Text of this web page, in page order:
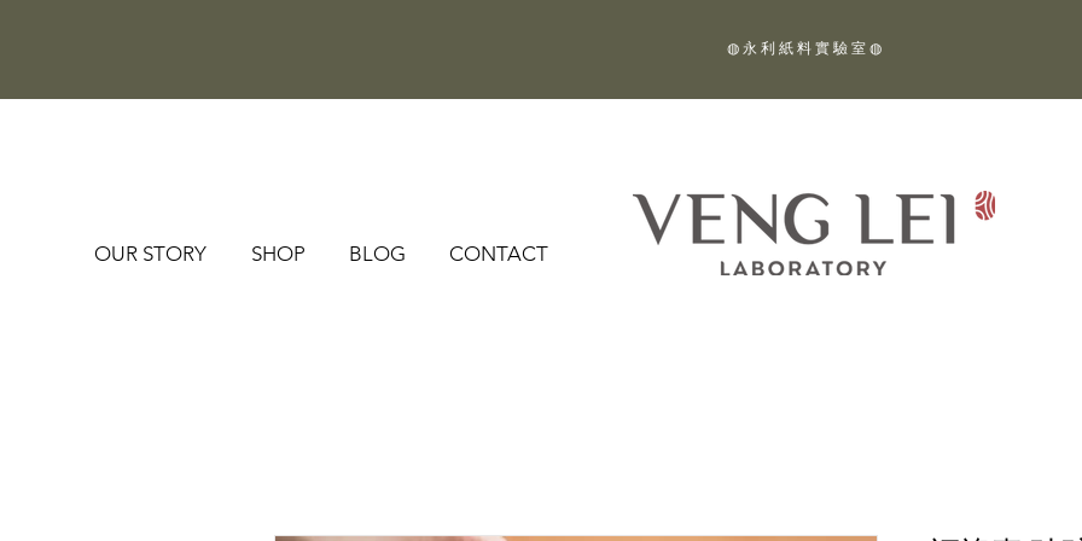
◍ 永 利 紙 料 實 驗 室 ◍
OUR STORY SHOP BLOG CONTACT